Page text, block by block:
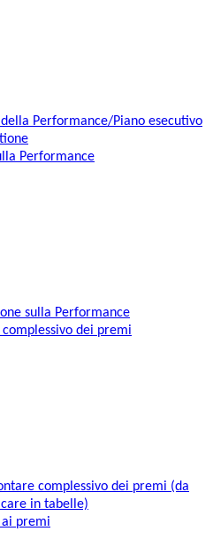
della Performance/Piano esecutivo
Performance
sulla Performance
dei premi
complessivo dei premi (da
in tabelle)
premi